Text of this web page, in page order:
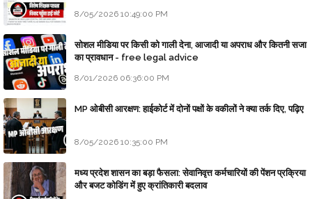
8/05/2026 10:49:00 PM
सोशल मीडिया पर किसी को गाली देना, आजादी या अपराध और कितनी सजा
का प्रावधान - free legal advice
8/01/2026 06:36:00 PM
MP ओबीसी आरक्षण: हाईकोर्ट में दोनों पक्षों के वकीलों ने क्या तर्क दिए, पढ़िए
8/05/2026 10:35:00 PM
मध्य प्रदेश शासन का बड़ा फैसला: सेवानिवृत्त कर्मचारियों की पेंशन प्रक्रिया
और बजट कोडिंग में हुए क्रांतिकारी बदलाव